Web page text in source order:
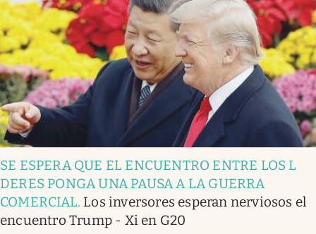
SE ESPERA QUE EL ENCUENTRO ENTRE LOS L
DERES PONGA UNA PAUSA A LA GUERRA
COMERCIAL. Los inversores esperan nerviosos el
encuentro Trump - Xi en G20